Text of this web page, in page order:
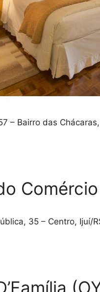
– Bairro das
Comércio
35 – Centro, Ijuí/